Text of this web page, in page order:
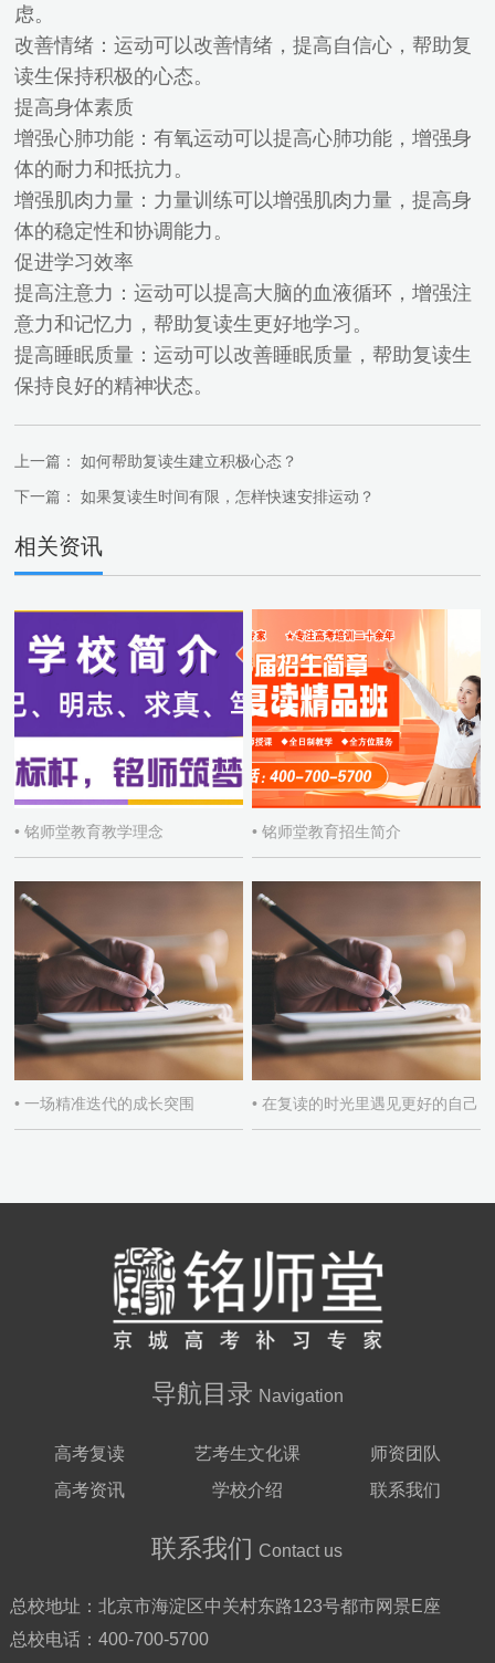
虑。
改善情绪：运动可以改善情绪，提高自信心，帮助复
读生保持积极的心态。
提高身体素质
增强心肺功能：有氧运动可以提高心肺功能，增强身
体的耐力和抵抗力。
增强肌肉力量：力量训练可以增强肌肉力量，提高身
体的稳定性和协调能力。
促进学习效率
提高注意力：运动可以提高大脑的血液循环，增强注
意力和记忆力，帮助复读生更好地学习。
提高睡眠质量：运动可以改善睡眠质量，帮助复读生
保持良好的精神状态。
上一篇：
如何帮助复读生建立积极心态？
下一篇：
如果复读生时间有限，怎样快速安排运动？
相关资讯
• 铭师堂教育教学理念 • 铭师堂教育招生简介
• 一场精准迭代的成长突围 • 在复读的时光里遇见更好的自己
导航目录 Navigation
高考复读 艺考生文化课
师资团队
高考资讯
学校介绍 联系我们
联系我们 Contact us
总校地址： 北京市海淀区中关村东路123号都市网景E座
总校电话： 400-700-5700